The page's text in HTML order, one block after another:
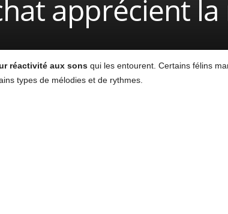
apprécient
réactivité aux sonsqui les entourent. Certains félins
types de mélodies et de rythmes.